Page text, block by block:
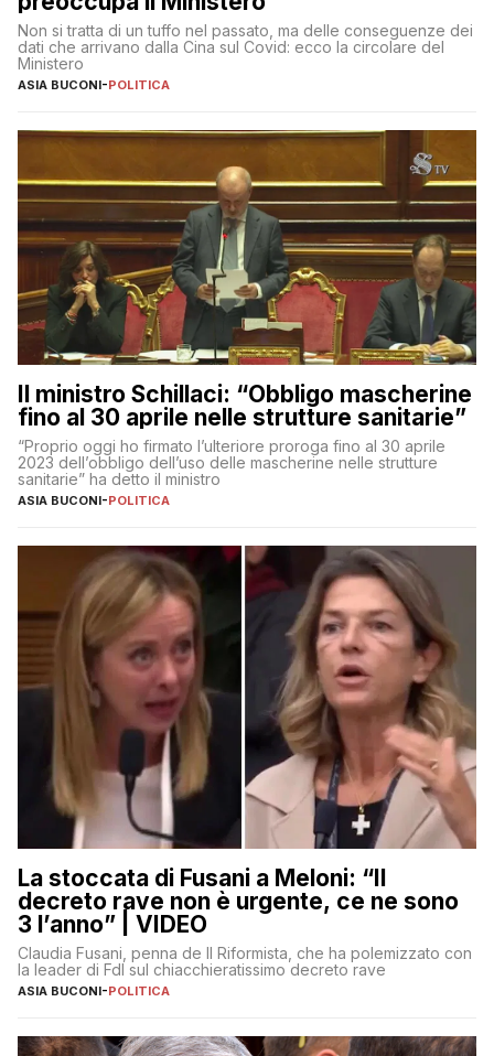
Non si tratta di un tuffo nel passato, ma delle conseguenze dei
dati che arrivano dalla Cina sul Covid: ecco la circolare del
Ministero
ASIA BUCONI-POLITICA
Il ministro Schillaci: “Obbligo mascherine
fino al 30 aprile nelle strutture sanitarie”
“Proprio oggi ho firmato l’ulteriore proroga fino al 30 aprile
2023 dell’obbligo dell’uso delle mascherine nelle strutture
sanitarie” ha detto il ministro
ASIA BUCONI-POLITICA
La stoccata di Fusani a Meloni: “Il
decreto rave non è urgente, ce ne sono
3 l’anno” | VIDEO
Claudia Fusani, penna de Il Riformista, che ha polemizzato con
la leader di FdI sul chiacchieratissimo decreto rave
ASIA BUCONI-POLITICA